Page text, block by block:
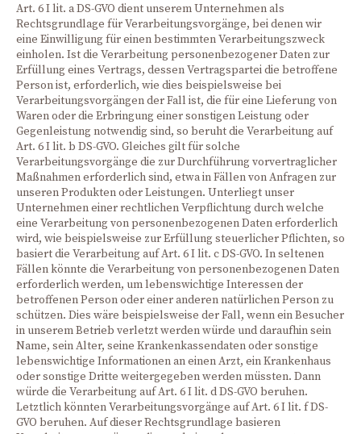
Art. 6 I lit. a DS-GVO dient unserem Unternehmen als
Rechtsgrundlage für Verarbeitungsvorgänge, bei denen wir
eine Einwilligung für einen bestimmten Verarbeitungszweck
einholen. Ist die Verarbeitung personenbezogener Daten zur
Erfüllung eines Vertrags, dessen Vertragspartei die betroffene
Person ist, erforderlich, wie dies beispielsweise bei
Verarbeitungsvorgängen der Fall ist, die für eine Lieferung von
Waren oder die Erbringung einer sonstigen Leistung oder
Gegenleistung notwendig sind, so beruht die Verarbeitung auf
Art. 6 I lit. b DS-GVO. Gleiches gilt für solche
Verarbeitungsvorgänge die zur Durchführung vorvertraglicher
Maßnahmen erforderlich sind, etwa in Fällen von Anfragen zur
unseren Produkten oder Leistungen. Unterliegt unser
Unternehmen einer rechtlichen Verpflichtung durch welche
eine Verarbeitung von personenbezogenen Daten erforderlich
wird, wie beispielsweise zur Erfüllung steuerlicher Pflichten, so
basiert die Verarbeitung auf Art. 6 I lit. c DS-GVO. In seltenen
Fällen könnte die Verarbeitung von personenbezogenen Daten
erforderlich werden, um lebenswichtige Interessen der
betroffenen Person oder einer anderen natürlichen Person zu
schützen. Dies wäre beispielsweise der Fall, wenn ein Besucher
in unserem Betrieb verletzt werden würde und daraufhin sein
Name, sein Alter, seine Krankenkassendaten oder sonstige
lebenswichtige Informationen an einen Arzt, ein Krankenhaus
oder sonstige Dritte weitergegeben werden müssten. Dann
würde die Verarbeitung auf Art. 6 I lit. d DS-GVO beruhen.
Letztlich könnten Verarbeitungsvorgänge auf Art. 6 I lit. f DS-
GVO beruhen. Auf dieser Rechtsgrundlage basieren